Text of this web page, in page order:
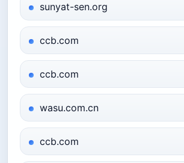
sunyat-sen.org
ccb.com
ccb.com
wasu.com.cn
ccb.com